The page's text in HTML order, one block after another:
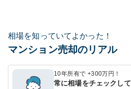
相場を知っていてよかった！
マンション売却のリアル
10年所有で +300万円！
常に相場をチェックして